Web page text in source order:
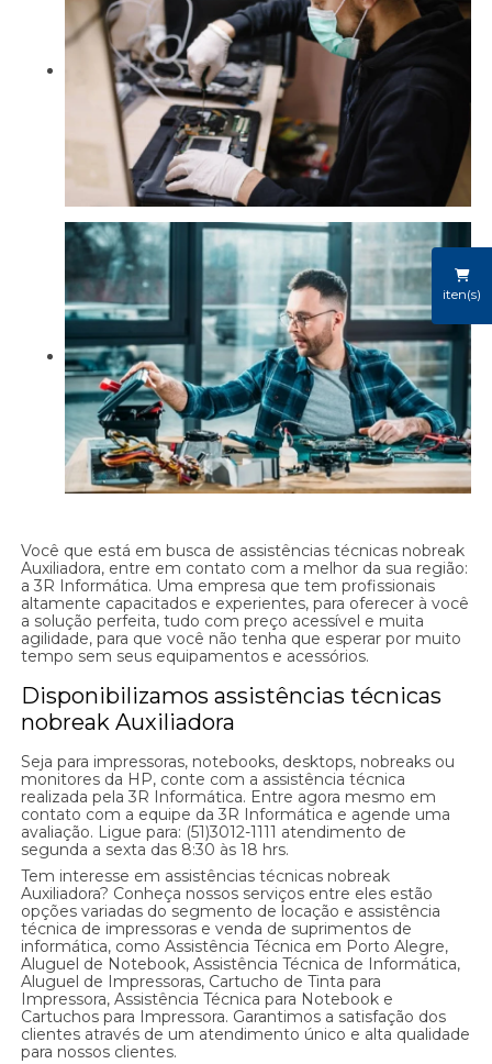
iten(s)
Você que está em busca de assistências técnicas nobreak
Auxiliadora, entre em contato com a melhor da sua região:
a 3R Informática. Uma empresa que tem profissionais
altamente capacitados e experientes, para oferecer à você
a solução perfeita, tudo com preço acessível e muita
agilidade, para que você não tenha que esperar por muito
tempo sem seus equipamentos e acessórios.
Disponibilizamos assistências técnicas
nobreak Auxiliadora
Seja para impressoras, notebooks, desktops, nobreaks ou
monitores da HP, conte com a assistência técnica
realizada pela 3R Informática. Entre agora mesmo em
contato com a equipe da 3R Informática e agende uma
avaliação. Ligue para: (51)3012-1111 atendimento de
segunda a sexta das 8:30 às 18 hrs.
Tem interesse em assistências técnicas nobreak
Auxiliadora? Conheça nossos serviços entre eles estão
opções variadas do segmento de locação e assistência
técnica de impressoras e venda de suprimentos de
informática, como Assistência Técnica em Porto Alegre,
Aluguel de Notebook, Assistência Técnica de Informática,
Aluguel de Impressoras, Cartucho de Tinta para
Impressora, Assistência Técnica para Notebook e
Cartuchos para Impressora. Garantimos a satisfação dos
clientes através de um atendimento único e alta qualidade
para nossos clientes.